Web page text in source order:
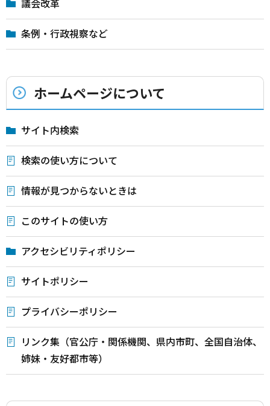
議会改革
条例・行政視察など
ホームページについて
サイト内検索
検索の使い方について
情報が見つからないときは
このサイトの使い方
アクセシビリティポリシー
サイトポリシー
プライバシーポリシー
リンク集（官公庁・関係機関、県内市町、全国自治体、
姉妹・友好都市等）